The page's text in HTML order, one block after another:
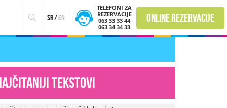
sr/en
TELEFONI ZA
REZERVACIJE
063 33 33 44
063 34 34 33
online rezervacije
tekstovi